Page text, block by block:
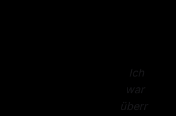
Ich
war
überr